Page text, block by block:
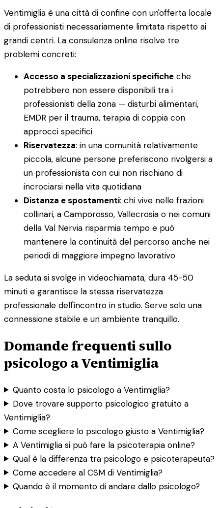
Ventimiglia è una città di confine con un'offerta locale
di professionisti necessariamente limitata rispetto ai
grandi centri. La consulenza online risolve tre
problemi concreti:
Accesso a specializzazioni specifiche che
potrebbero non essere disponibili tra i
professionisti della zona — disturbi alimentari,
EMDR per il trauma, terapia di coppia con
approcci specifici
Riservatezza: in una comunità relativamente
piccola, alcune persone preferiscono rivolgersi a
un professionista con cui non rischiano di
incrociarsi nella vita quotidiana
Distanza e spostamenti: chi vive nelle frazioni
collinari, a Camporosso, Vallecrosia o nei comuni
della Val Nervia risparmia tempo e può
mantenere la continuità del percorso anche nei
periodi di maggiore impegno lavorativo
La seduta si svolge in videochiamata, dura 45-50
minuti e garantisce la stessa riservatezza
professionale dell'incontro in studio. Serve solo una
connessione stabile e un ambiente tranquillo.
Domande frequenti sullo
psicologo a Ventimiglia
Quanto costa lo psicologo a Ventimiglia?
Dove trovare supporto psicologico gratuito a
Ventimiglia?
Come scegliere lo psicologo giusto a Ventimiglia?
A Ventimiglia si può fare la psicoterapia online?
Qual è la differenza tra psicologo e psicoterapeuta?
Come accedere al CSM di Ventimiglia?
Quando è il momento di andare dallo psicologo?